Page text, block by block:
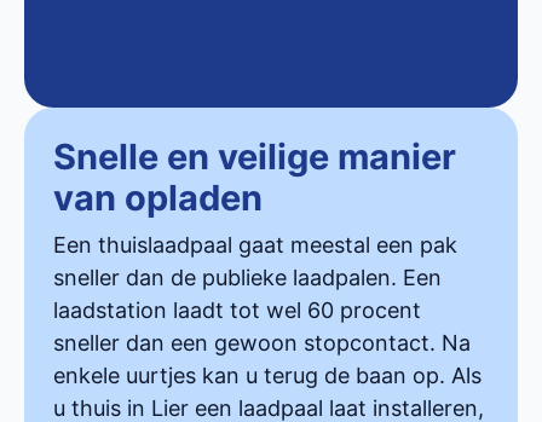
Snelle en veilige manier
van opladen
Een thuislaadpaal gaat meestal een pak
sneller dan de publieke laadpalen. Een
laadstation laadt tot wel 60 procent
sneller dan een gewoon stopcontact. Na
enkele uurtjes kan u terug de baan op. Als
u thuis in Lier een laadpaal laat installeren,